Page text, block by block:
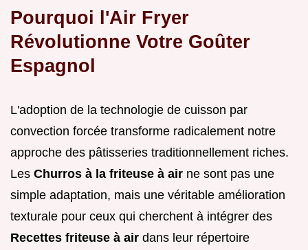
Pourquoi l'Air Fryer
Révolutionne Votre Goûter
Espagnol
L'adoption de la technologie de cuisson par
convection forcée transforme radicalement notre
approche des pâtisseries traditionnellement riches.
Les Churros à la friteuse à air ne sont pas une
simple adaptation, mais une véritable amélioration
texturale pour ceux qui cherchent à intégrer des
Recettes friteuse à air dans leur répertoire